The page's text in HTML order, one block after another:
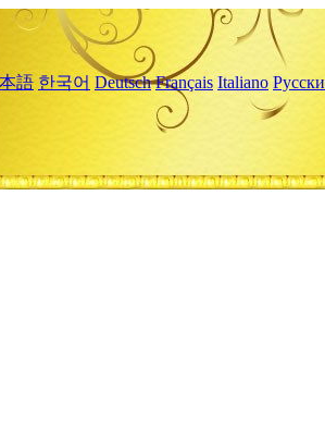
語 한국어 Deutsch Français Italiano